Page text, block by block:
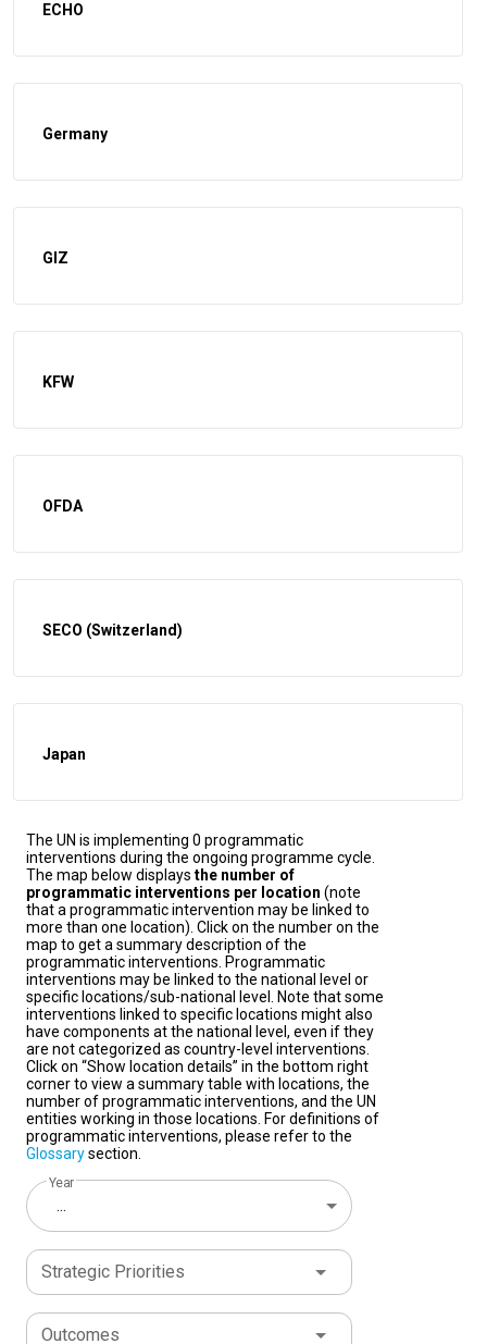
ECHO
Germany
GIZ
KFW
OFDA
SECO (Switzerland)
Japan
The UN is implementing 0 programmatic
interventions during the ongoing programme cycle.
The map below displays the number of
programmatic interventions per location (note
that a programmatic intervention may be linked to
more than one location). Click on the number on the
map to get a summary description of the
programmatic interventions. Programmatic
interventions may be linked to the national level or
specific locations/sub-national level. Note that some
interventions linked to specific locations might also
have components at the national level, even if they
are not categorized as country-level interventions.
Click on “Show location details” in the bottom right
corner to view a summary table with locations, the
number of programmatic interventions, and the UN
entities working in those locations. For definitions of
programmatic interventions, please refer to the
Glossarysection.
Year
...
Strategic Priorities
Outcomes